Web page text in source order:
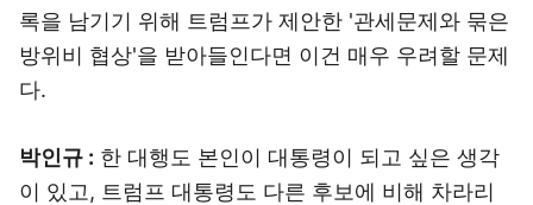
록을 남기기 위해 트럼프가 제안한 '관세문제와 묶은
방위비 협상'을 받아들인다면 이건 매우 우려할 문제
다.
박인규 : 한 대행도 본인이 대통령이 되고 싶은 생각
이 있고, 트럼프 대통령도 다른 후보에 비해 차라리